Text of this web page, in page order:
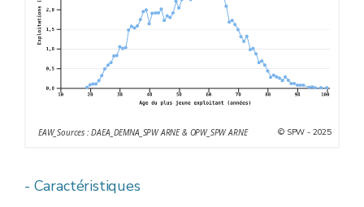
EAW_Sources : DAEA_DEMNA_SPW ARNE & OPW_SPW ARNE © SPW - 2025
- Caractéristiques